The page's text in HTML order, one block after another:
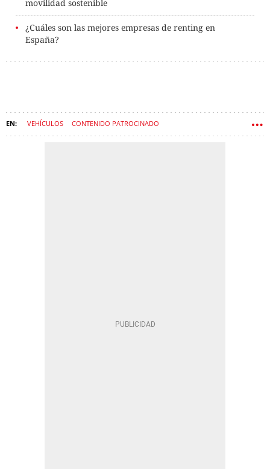
movilidad sostenible
¿Cuáles son las mejores empresas de renting en
España?
VEHÍCULOS CONTENIDO PATROCINADO